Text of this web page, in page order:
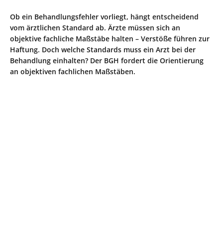
Ob ein Behandlungsfehler vorliegt, hängt entscheidend
vom ärztlichen Standard ab. Ärzte müssen sich an
objektive fachliche Maßstäbe halten – Verstöße führen zur
Haftung. Doch welche Standards muss ein Arzt bei der
Behandlung einhalten? Der BGH fordert die Orientierung
an objektiven fachlichen Maßstäben.